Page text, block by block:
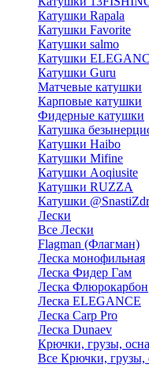
Катушки Rapala
Катушки Favorite
Катушки salmo
Катушки
Катушки Guru
Матчевые катушки
Карповые катушки
Фидерные катушки
Катушка
Катушки Haibo
Катушки Mifine
Катушки Aoqiusite
Катушки RUZZA
Катушки
Лески
Все Лески
Flagman (Флагман)
Леска монофильная
Леска Фидер Гам
Леска Флюрокарбон
Леска ELEGANCE
Леска Carp Pro
Леска Dunaev
Крючки, грузы,
Все Крючки, грузы,